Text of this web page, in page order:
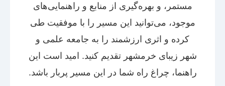
مستمر، و بهره‌گیری از منابع و راهنمایی‌های
موجود، می‌توانید این مسیر را با موفقیت طی
کرده و اثری ارزشمند را به جامعه علمی و
شهر زیبای خرمشهر تقدیم کنید. امید است این
راهنما، چراغ راه شما در این مسیر پربار باشد.